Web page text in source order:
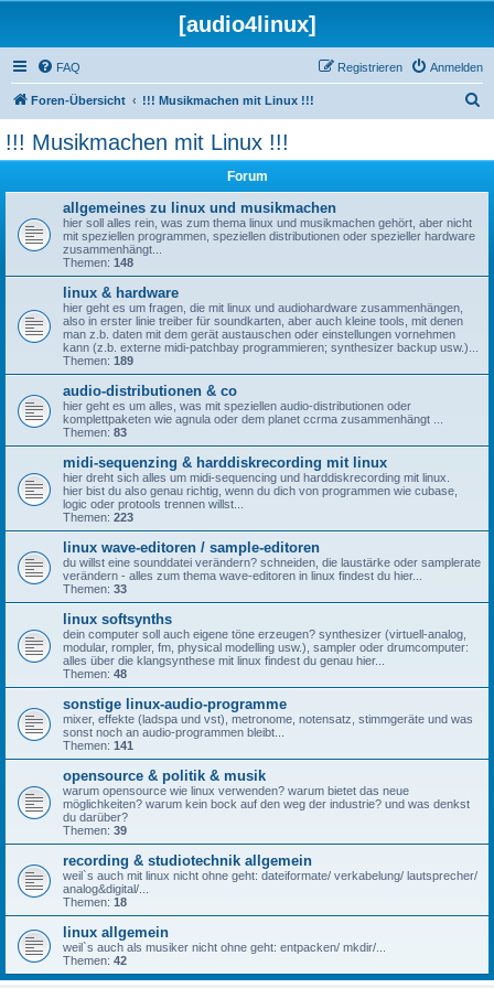
[audio4linux]
FAQ Anmelden
Registrieren
Foren-Übersicht !!! Musikmachen mit Linux !!!
!!! Musikmachen mit Linux !!!
Forum
allgemeines zu linux und musikmachen
hier soll alles rein, was zum thema linux und musikmachen gehört, aber nicht
mit speziellen programmen, speziellen distributionen oder spezieller hardware
zusammenhängt...
Themen: 148
linux & hardware
hier geht es um fragen, die mit linux und audiohardware zusammenhängen,
also in erster linie treiber für soundkarten, aber auch kleine tools, mit denen
man z.b. daten mit dem gerät austauschen oder einstellungen vornehmen
kann (z.b. externe midi-patchbay programmieren; synthesizer backup usw.)...
Themen: 189
audio-distributionen & co
hier geht es um alles, was mit speziellen audio-distributionen oder
komplettpaketen wie agnula oder dem planet ccrma zusammenhängt ...
Themen: 83
midi-sequenzing & harddiskrecording mit linux
hier dreht sich alles um midi-sequencing und harddiskrecording mit linux.
hier bist du also genau richtig, wenn du dich von programmen wie cubase,
logic oder protools trennen willst...
Themen: 223
linux wave-editoren / sample-editoren
du willst eine sounddatei verändern? schneiden, die laustärke oder samplerate
verändern - alles zum thema wave-editoren in linux findest du hier...
Themen: 33
linux softsynths
dein computer soll auch eigene töne erzeugen? synthesizer (virtuell-analog,
modular, rompler, fm, physical modelling usw.), sampler oder drumcomputer:
alles über die klangsynthese mit linux findest du genau hier...
Themen: 48
sonstige linux-audio-programme
mixer, effekte (ladspa und vst), metronome, notensatz, stimmgeräte und was
sonst noch an audio-programmen bleibt...
Themen: 141
opensource & politik & musik
warum opensource wie linux verwenden? warum bietet das neue
möglichkeiten? warum kein bock auf den weg der industrie? und was denkst
du darüber?
Themen: 39
recording & studiotechnik allgemein
weil`s auch mit linux nicht ohne geht: dateiformate/ verkabelung/ lautsprecher/
analog&digital/...
Themen: 18
linux allgemein
weil`s auch als musiker nicht ohne geht: entpacken/ mkdir/...
Themen: 42